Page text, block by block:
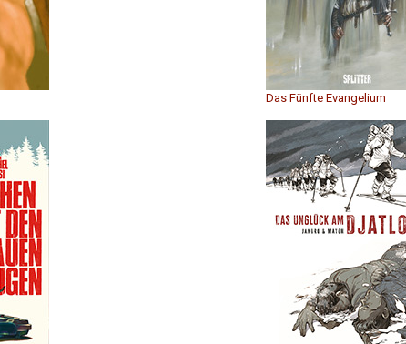
Das Fünfte Evangelium